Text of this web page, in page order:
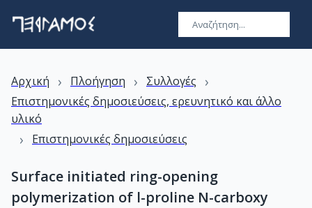
Αρχική › Πλοήγηση › Συλλογές ›
Επιστημονικές δημοσιεύσεις, ερευνητικό και άλλο
υλικό
› Επιστημονικές δημοσιεύσεις
Surface initiated ring-opening
polymerization of l-proline N-carboxy